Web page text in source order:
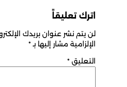
اترك تعليقاً
لن يتم نشر عنوان بريدك
الإلزامية مشار إليها بـ *
التعليق*